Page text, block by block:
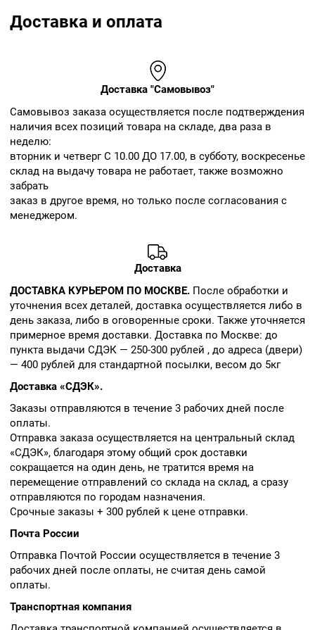
Доставка и оплата
Доставка "Самовывоз"
Cамовывоз заказа осуществляется после подтверждения
наличия всех позиций товара на складе, два раза в
неделю:
вторник и четверг С 10.00 ДО 17.00, в субботу, воскресенье
склад на выдачу товара не работает, также возможно
забрать
заказ в другое время, но только после согласования с
менеджером.
Доставка
ДОСТАВКА КУРЬЕРОМ ПО МОСКВЕ. После обработки и
уточнения всех деталей, доставка осуществляется либо в
день заказа, либо в оговоренные сроки. Также уточняется
примерное время доставки. Доставка по Москве: до
пункта выдачи СДЭК — 250-300 рублей , до адреса (двери)
— 400 рублей для стандартной посылки, весом до 5кг
Доставка «СДЭК».
Заказы отправляются в течение 3 рабочих дней после
оплаты.
Отправка заказа осуществляется на центральный склад
«СДЭК», благодаря этому общий срок доставки
сокращается на один день, не тратится время на
перемещение отправлений со склада на склад, а сразу
отправляются по городам назначения.
Срочные заказы + 300 рублей к цене отправки.
Почта России
Отправка Почтой России осуществляется в течение 3
рабочих дней после оплаты, не считая день самой
оплаты.
Транспортная компания